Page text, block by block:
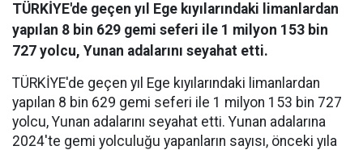
TÜRKİYE'de geçen yıl Ege kıyılarındaki limanlardan
yapılan 8 bin 629 gemi seferi ile 1 milyon 153 bin
727 yolcu, Yunan adalarını seyahat etti.
TÜRKİYE'de geçen yıl Ege kıyılarındaki limanlardan
yapılan 8 bin 629 gemi seferi ile 1 milyon 153 bin 727
yolcu, Yunan adalarını seyahat etti. Yunan adalarına
2024'te gemi yolculuğu yapanların sayısı, önceki yıla